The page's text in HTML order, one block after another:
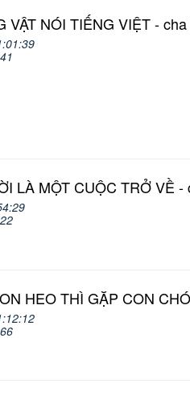
VẬT NÓI TIẾNG VIỆT -
LÀ MỘT CUỘC TRỞ VỀ
HEO THÌ GẶP CON